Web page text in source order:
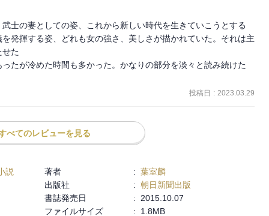
士の妻としての姿、これから新しい時代を生きていこうとする
発揮する姿、どれも女の強さ、美しさが描かれていた。それは主
せた
たが冷めた時間も多かった。かなりの部分を淡々と読み続けた
投稿日 : 2023.03.29
べてのレビューを見る
説 著者 : 葉室麟
出版社
: 朝日新聞出版
書誌発売日
:
2015.10.07
ファイルサイズ
: 1.8MB